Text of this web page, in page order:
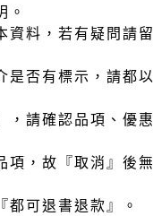
。
資料，若有疑問請
是否有標示，請都
，請確認品項、優
項，故『取消』後
都可退書退款』。